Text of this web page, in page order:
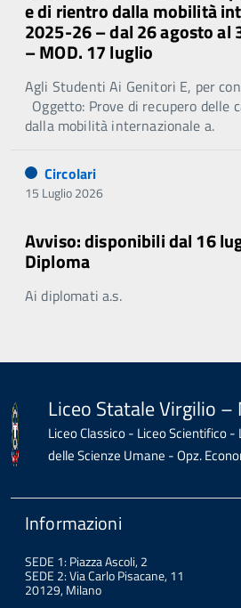
e di rientro dalla mobilità
2025-26 – dal 26 agosto al
– MOD. 17 luglio
Agli Studenti Ai Genitori E, per
Oggetto: Prove di recupero delle
dalla mobilità internazionale a.
Circolari
15 Luglio 2026
Avviso: disponibili dal 16
Diploma
Ai diplomati a.s.
Liceo Statale Virgilio –
Liceo Classico - Liceo Scientifico
delle Scienze Umane - Opz.
Informazioni
SEDE 1: Piazza Ascoli, 2
SEDE 2: Via Carlo Pisacane, 11
20129, Milano